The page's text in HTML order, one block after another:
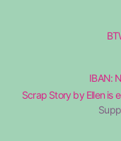
IBAN:
Scrap Story by Ellen is